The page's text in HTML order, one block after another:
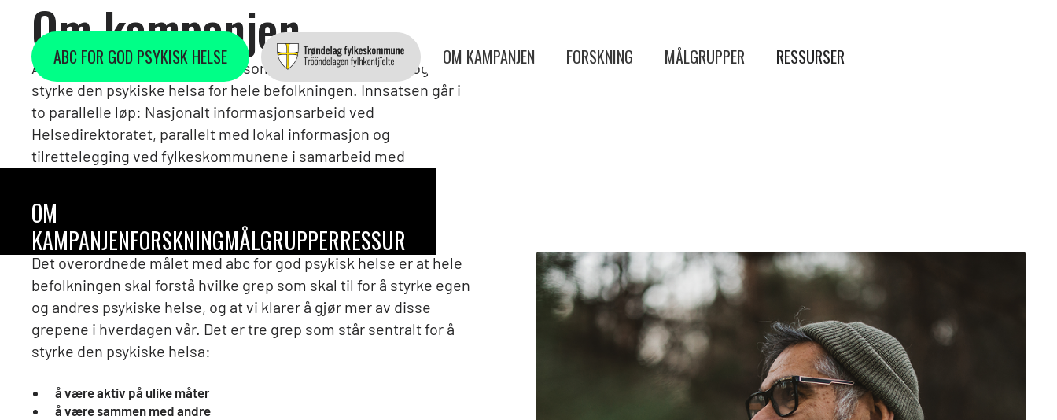
ABC FOR GOD PSYKISK HELSE OM KAMPANJEN FORSKNING MÅLGRUPPER RESSURSER
OM
KAMPANJENFORSKNINGMÅLGRUPPERRESSURSER
Om kampanjen
ABC er en folkehelsekampanje som handler om å bygge og
styrke den psykiske helsa for hele befolkningen. Innsatsen går i
to parallelle løp: Nasjonalt informasjonsarbeid ved
Helsedirektoratet, parallelt med lokal informasjon og
tilrettelegging ved fylkeskommunene i samarbeid med
Det overordnede målet med abc for god psykisk helse er at hele
befolkningen skal forstå hvilke grep som skal til for å styrke egen
og andres psykiske helse, og at vi klarer å gjør mer av disse
grepene i hverdagen vår. Det er tre grep som står sentralt for å
styrke den psykiske helsa:
å være aktiv på ulike måter
å være sammen med andre